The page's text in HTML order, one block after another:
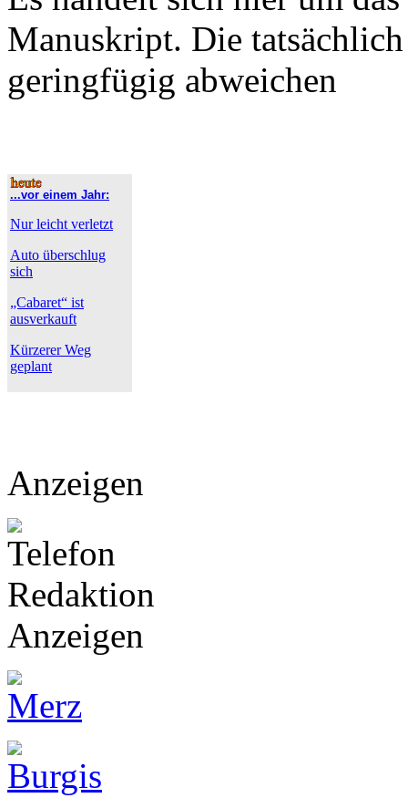
Manuskript. Die
geringfügig abweichen
...vor einem Jahr:
Nur leicht verletzt
Auto überschlug
sich
„Cabaret“ ist
ausverkauft
Kürzerer Weg
geplant
Anzeigen
Anzeigen